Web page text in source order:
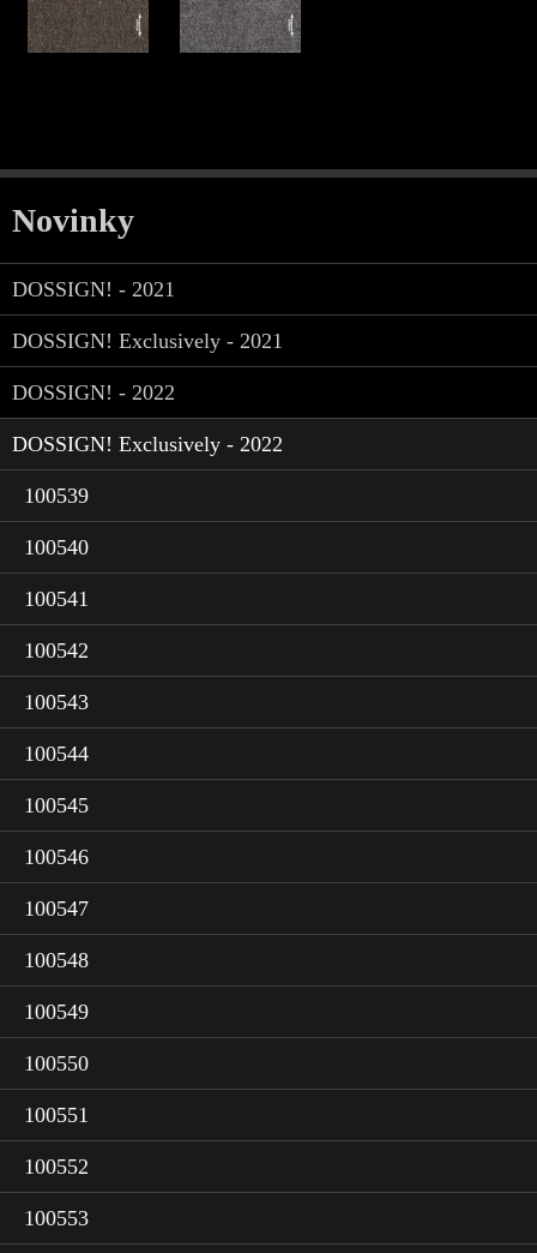
Novinky
DOSSIGN! - 2021
DOSSIGN! Exclusively - 2021
DOSSIGN! - 2022
DOSSIGN! Exclusively - 2022
100539
100540
100541
100542
100543
100544
100545
100546
100547
100548
100549
100550
100551
100552
100553